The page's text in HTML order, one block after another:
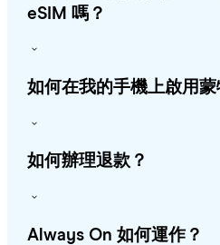
eSIM 嗎？
如何在我的手機上啟用
如何辦理退款？
Always On 如何運作？